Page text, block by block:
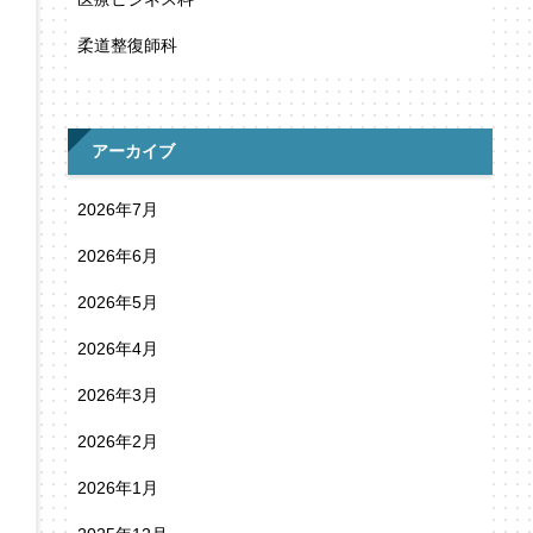
柔道整復師科
アーカイブ
2026年7月
2026年6月
2026年5月
2026年4月
2026年3月
2026年2月
2026年1月